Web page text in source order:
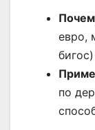
евро,
по